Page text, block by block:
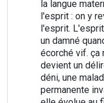
la langue
l'esprit : on y
l'esprit.
un damné
écorché vif. ça
devient un
déni, une
permanente